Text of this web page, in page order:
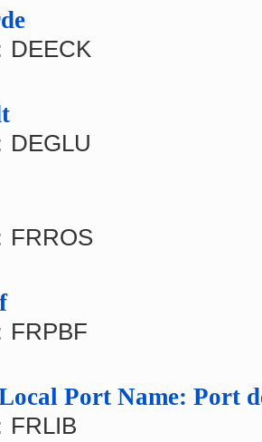
DEECK
DEGLU
FRROS
FRPBF
Port Name: Port
FRLIB